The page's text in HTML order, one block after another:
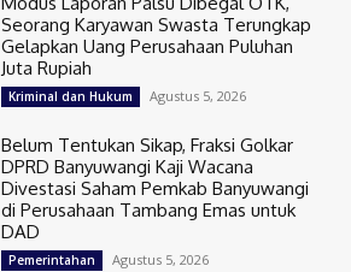
Seorang Karyawan Swasta Terungkap
Gelapkan Uang Perusahaan Puluhan
Juta Rupiah
Kriminal dan Hukum Agustus 5, 2026
Belum Tentukan Sikap, Fraksi Golkar
DPRD Banyuwangi Kaji Wacana
Divestasi Saham Pemkab Banyuwangi
di Perusahaan Tambang Emas untuk
DAD
Pemerintahan Agustus 5, 2026